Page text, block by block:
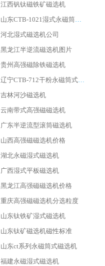
江西钒钛磁铁矿磁选机
山东CTB-1021湿式永磁筒式磁选机
河北湿式磁选机公司
黑龙江半逆流磁选机图片
贵州高强磁除铁磁选机
辽宁CTB-712干粉永磁筒式磁选机
吉林河沙磁选机
云南带式高强磁磁选机
广东半逆流型滚筒磁选机
山西高强磁磁选机价格
湖北永磁湿式磁选机
广西湿式平板磁选机
黑龙江高强磁磁选机价格
重庆高强磁磁选机分选粒度
山东钛铁矿湿式磁选机
山东钛矿磁选机磁性标准
山东ct系列永磁筒式磁选机
福建永磁湿式磁选机